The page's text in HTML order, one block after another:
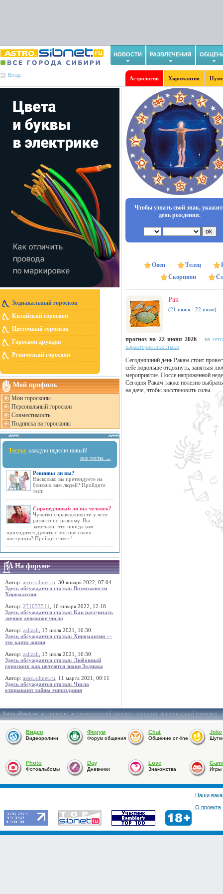
НОВОСТИ РАЗВЛЕЧЕНИЯ
Вход
Астрология Хиромантия
Зодиакальный гороскоп
Китайский гороскоп
Цветочный гороскоп
Гороскоп друидов
Рунический гороскоп
Мой профиль
Мои гороскопы
Персональный гороскоп
Совместимость
Подписка на гороскопы
Тесты: каждую неделю новый!
все тесты →
Ревнивы ли вы?
Насколько вы претендуете на
близких вам людей? Пройдите
тест.
Справедливый ли вы человек?
Чувство справедливости у всех
развито по разному. Вы
замечали, что иногда вам
приходится думать о мотиве своих
поступков? Пройдите тест!
На форуме
Автор: astro.sibnet.ru , 30 января 2022, 07:04
Здесь обсуждается статья: Возможности
Хиромантии
Автор: 271033511
, 16 января 2022, 12:18
Здесь обсуждается статья: Как рассчитать
личное денежное число
Автор: zabzab , 13 июля 2021, 16:30
Здесь обсуждается статья: Хиромантия —
это карта жизни
Автор: zabzab , 13 июля 2021, 16:30
Здесь обсуждается статья: Любовный
гороскоп: как целуются знаки Зодиака
Автор: astro.sibnet.ru , 11 марта 2021, 00:11
Здесь обсуждается статья: Числа
открывают тайны мироздания
Чтобы узнать свой знак,
день рождения.
Овен Телец
Скорпион
Рак
(21 июня - 22 июля)
прогноз на 22 июня 2026
на
характеристика знака
Сегодняшний день Ракам стоит
себе подольше отдохнуть, заняться
мероприятие. После напряженной
Сегодня Ракам также полезно
на даче, чтобы восстановить силы.
Astro.sibnet.ru:астрология,астрологический прогноз,гороскоп,персональный гороскоп,
Видео
Видеоролики
Форум
Форум общения
Chat
Общение on-line
Joke
Photo
Фотоальбомы
Day
Дневники
Love
Знакомства Игры
Наши
О проекте